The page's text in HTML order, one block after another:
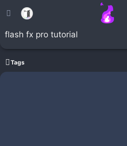
flash fx pro tutorial
Tags